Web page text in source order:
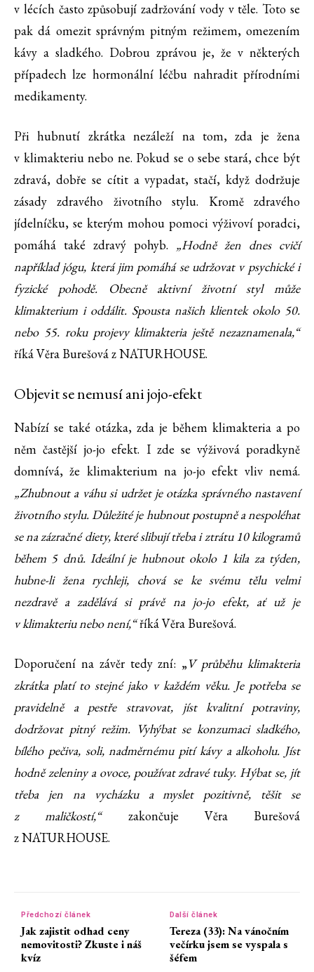
v lécích často způsobují zadržování vody v těle. Toto se
pak dá omezit správným pitným režimem, omezením
kávy a sladkého. Dobrou zprávou je, že v některých
případech lze hormonální léčbu nahradit přírodními
medikamenty.
Při hubnutí zkrátka nezáleží na tom, zda je žena
v klimakteriu nebo ne. Pokud se o sebe stará, chce být
zdravá, dobře se cítit a vypadat, stačí, když dodržuje
zásady zdravého životního stylu. Kromě zdravého
jídelníčku, se kterým mohou pomoci výživoví poradci,
pomáhá také zdravý pohyb. „Hodně žen dnes cvičí
například jógu, která jim pomáhá se udržovat v psychické i
fyzické pohodě. Obecně aktivní životní styl může
klimakterium i oddálit. Spousta našich klientek okolo 50.
nebo 55. roku projevy klimakteria ještě nezaznamenala,“
říká Věra Burešová z NATURHOUSE.
Objevit se nemusí ani jojo-efekt
Nabízí se také otázka, zda je během klimakteria a po
něm častější jo-jo efekt. I zde se výživová poradkyně
domnívá, že klimakterium na jo-jo efekt vliv nemá.
„Zhubnout a váhu si udržet je otázka správného nastavení
životního stylu. Důležité je hubnout postupně a nespoléhat
se na zázračné diety, které slibují třeba i ztrátu 10 kilogramů
během 5 dnů. Ideální je hubnout okolo 1 kila za týden,
hubne-li žena rychleji, chová se ke svému tělu velmi
nezdravě a zadělává si právě na jo-jo efekt, ať už je
v klimakteriu nebo není,“říká Věra Burešová.
Doporučení na závěr tedy zní: „V průběhu klimakteria
zkrátka platí to stejné jako v každém věku. Je potřeba se
pravidelně a pestře stravovat, jíst kvalitní potraviny,
dodržovat pitný režim. Vyhýbat se konzumaci sladkého,
bílého pečiva, soli, nadměrnému pití kávy a alkoholu. Jíst
hodně zeleniny a ovoce, používat zdravé tuky. Hýbat se, jít
třeba jen na vycházku a myslet pozitivně, těšit se
z maličkostí,“zakončuje Věra Burešová
z NATURHOUSE.
Předchozí článek
Jak zajistit odhad ceny
nemovitosti? Zkuste i náš
kvíz
Další článek
Tereza (33): Na vánočním
večírku jsem se vyspala s
šéfem